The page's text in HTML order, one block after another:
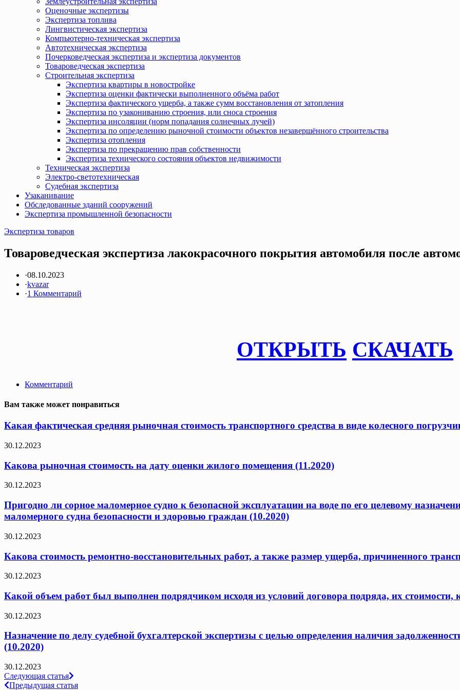
Оценочные экспертизы
Экспертиза топлива
Лингвистическая экспертиза
Компьютерно-техническая экспертиза
Автотехническая экспертиза
Почерковедческая экспертиза и экспертиза документов
Товароведческая экспертиза
Строительная экспертиза
Экспертиза квартиры в новостройке
Экспертиза оценки фактически выполненного объёма работ
Экспертиза фактического ущерба, а также сумм восстановления от затопления
Экспертиза по узакониванию строения, или сноса строения
Экспертиза инсоляции (норм попадания солнечных лучей)
Экспертиза по определению рыночной стоимости объектов незавершённого строительства
Экспертиза отопления
Экспертиза по прекращению прав собственности
Экспертиза технического состояния объектов недвижимости
Техническая экспертиза
Электро-светотехническая
Судебная экспертиза
Узаканивание
Обследованные зданий сооружений
Экспертиза промышленной безопасности
Экспертиза товаров
Товароведческая экспертиза лакокрасочного покрытия автомобиля после
·08.10.2023
·kvazar
·1 Комментарий
ОТКРЫТЬ СКАЧАТЬ
Комментарий
Вам также может понравиться
Какая фактическая средняя рыночная стоимость транспортного средства в виде колесного
30.12.2023
Какова рыночная стоимость на дату оценки жилого помещения (11.2020)
30.12.2023
Пригодно ли сорное маломерное судно к безопасной эксплуатации на воде по его целевому
маломерного судна безопасности и здоровью граждан (10.2020)
30.12.2023
Какова стоимость ремонтно-восстановительных работ, а также размер ущерба, причиненного
30.12.2023
Какой объем работ был выполнен подрядчиком исходя из условий договора подряда, их стоимости,
30.12.2023
Назначение по делу судебной бухгалтерской экспертизы с целью определения наличия
(10.2020)
30.12.2023
Навигация
Следующая статья
Предыдущая статья